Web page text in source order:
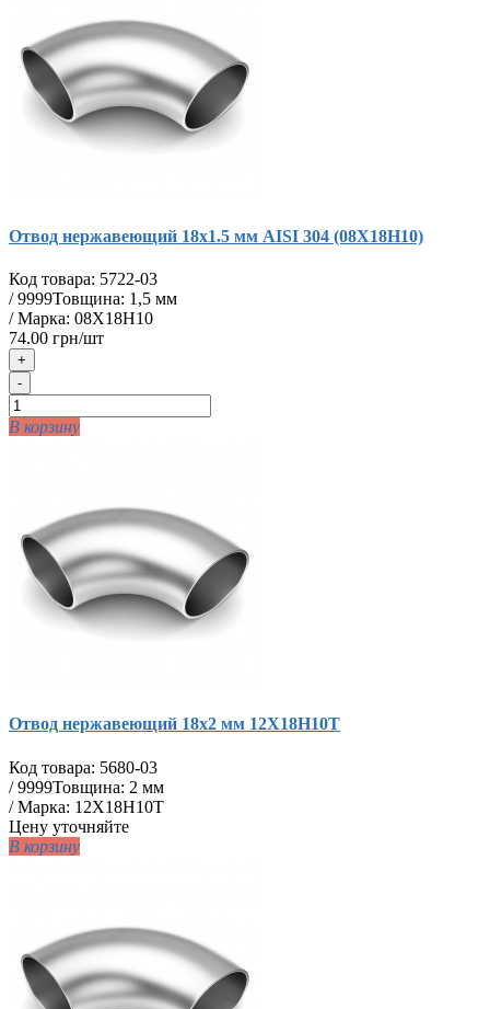
Отвод нержавеющий 18х1.5 мм AISI 304 (08Х18Н10)
Код товара: 5722-03
/9999Товщина: 1,5 мм
/ Марка: 08Х18Н10
74.00 грн/шт
+
-
В корзину
Отвод нержавеющий 18х2 мм 12Х18Н10Т
Код товара: 5680-03
/9999Товщина: 2 мм
/ Марка: 12Х18Н10Т
Цену уточняйте
В корзину